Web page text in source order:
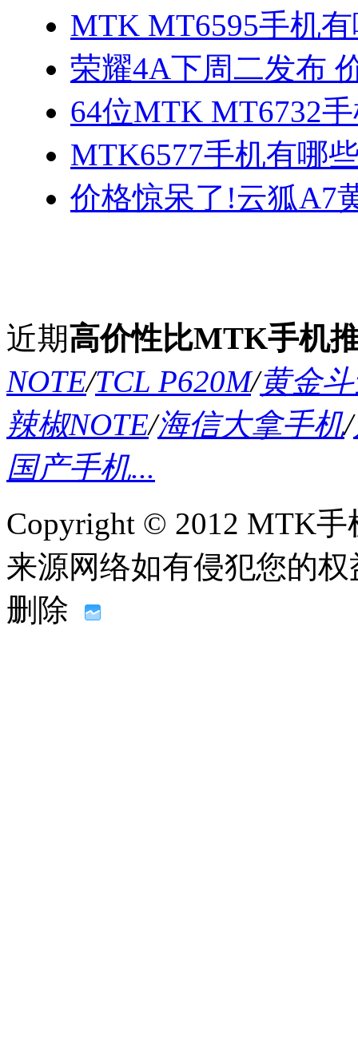
MTK MT6595手机
荣耀4A下周二发布
64位MTK MT6732
MTK6577手机有哪
价格惊呆了!云狐A7
近期高价性比MTK手机
NOTE/TCL P620M/黄金
辣椒NOTE/海信大拿手机/
国产手机...
Copyright © 2012 MTK
来源网络如有侵犯您的
删除